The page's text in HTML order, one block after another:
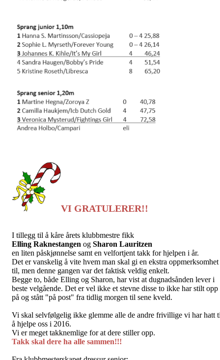
VI GRATULERER!!
I tillegg til å kåre årets klubbmestre fikk
Elling Raknestangen og Sharon Lauritzen
en liten påskjønnelse samt en velfortjent takk for hjelpen i år.
Det er vanskelig å vite hvem man skal gi en ekstra oppmerksomhet
til, men denne gangen var det faktisk veldig enkelt.
Begge to, både Elling og Sharon, har vist at dugnadsånden lever i
beste velgående. Det er vel ikke et stevne disse to ikke har stilt opp
på og stått "på post" fra tidlig morgen til sene kveld.
Vi skal selvfølgelig ikke glemme alle de andre frivillige vi har hatt
å hjelpe oss i 2016.
Vi er meget takknemlige for at dere stiller opp.
Takk skal dere ha alle sammen!!!